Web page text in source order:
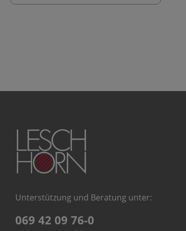
Unterstützung und Beratung unter:
069 42 09 76-0